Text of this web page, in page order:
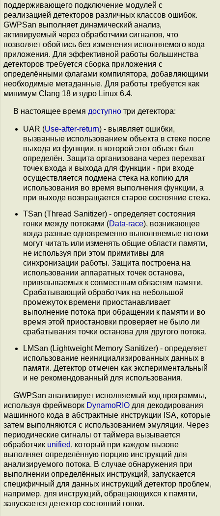
поддерживающего подключение модулей с
реализацией детекторов различных классов ошибок.
GWPSan выполняет динамический анализ,
активируемый через обработчики сигналов, что
позволяет обойтись без изменения исполняемого кода
приложения. Для эффективной работы большинства
детекторов требуется сборка приложения с
определёнными флагами компилятора, добавляющими
необходимые метаданные. Для работы требуется как
минимум Clang 18 и ядро Linux 6.4.
В настоящее время доступно три детектора:
UAR (Use-after-return) - выявляет ошибки,
вызванные использованием объекта в стеке после
выхода из функции, в которой этот объект был
определён. Защита организована через перехват
точек входа и выхода для функции - при входе
осуществляется подмена стека на копию для
использования во время выполнения функции, а
при выходе возвращается старое состояние стека.
TSan (Thread Sanitizer) - определяет состояния
гонки между потоками (Data-race), возникающее
когда разные одновременно выполняемые потоки
могут читать или изменять общие области памяти,
не используя при этом примитивы для
синхронизации работы. Защита построена на
использовании аппаратных точек останова,
привязываемых к совместным областям памяти.
Срабатывающий обработчик на небольшой
промежуток времени приостанавливает
выполнение потока при обращении к памяти и во
время этой приостановки проверяет не было ли
срабатывания точки останова для другого потока.
LMSan (Lightweight Memory Sanitizer) - определяет
использование неинициализированных данных в
памяти. Детектор отмечен как экспериментальный
и не рекомендованный для использования.
GWPSan анализирует исполняемый код программы,
используя фреймворк DynamoRIO для декодирования
машинного кода в абстрактные инструкции ISA, которые
затем выполняются с использованием эмуляции. Через
периодические сигналы от таймера вызывается
обработчик unified, который при каждом вызове
выполняет определённую порцию инструкций для
анализируемого потока. В случае обнаружения при
выполнении определённых инструкций, запускается
специфичный для данных инструкций детектор проблем,
например, для инструкций, обращающихся к памяти,
запускается детектор состояний гонки.